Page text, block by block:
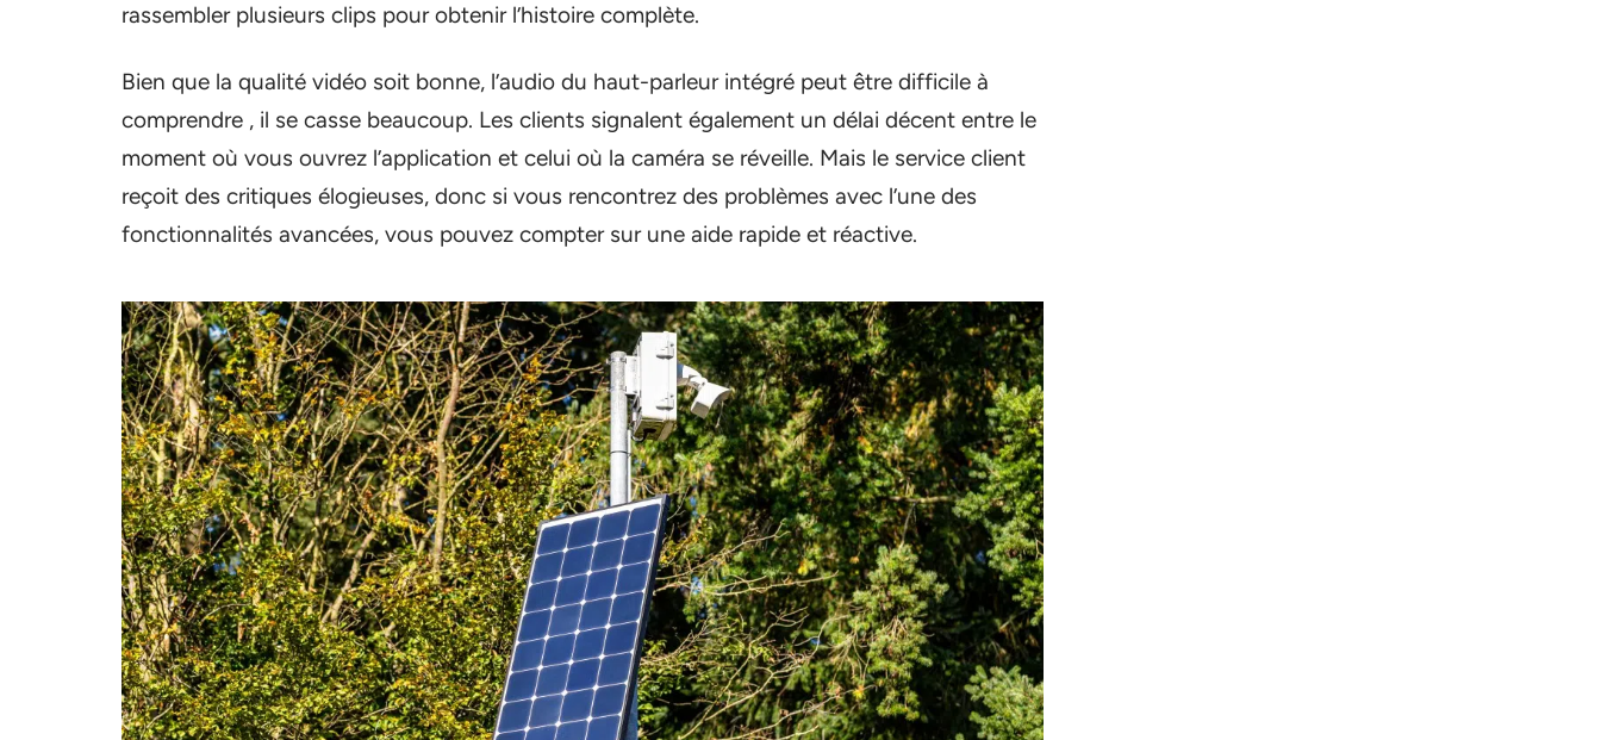
rassembler plusieurs clips pour obtenir l’histoire complète.
Bien que la qualité vidéo soit bonne, l’audio du haut-parleur intégré peut être difficile à
comprendre , il se casse beaucoup. Les clients signalent également un délai décent entre le
moment où vous ouvrez l’application et celui où la caméra se réveille. Mais le service client
reçoit des critiques élogieuses, donc si vous rencontrez des problèmes avec l’une des
fonctionnalités avancées, vous pouvez compter sur une aide rapide et réactive.